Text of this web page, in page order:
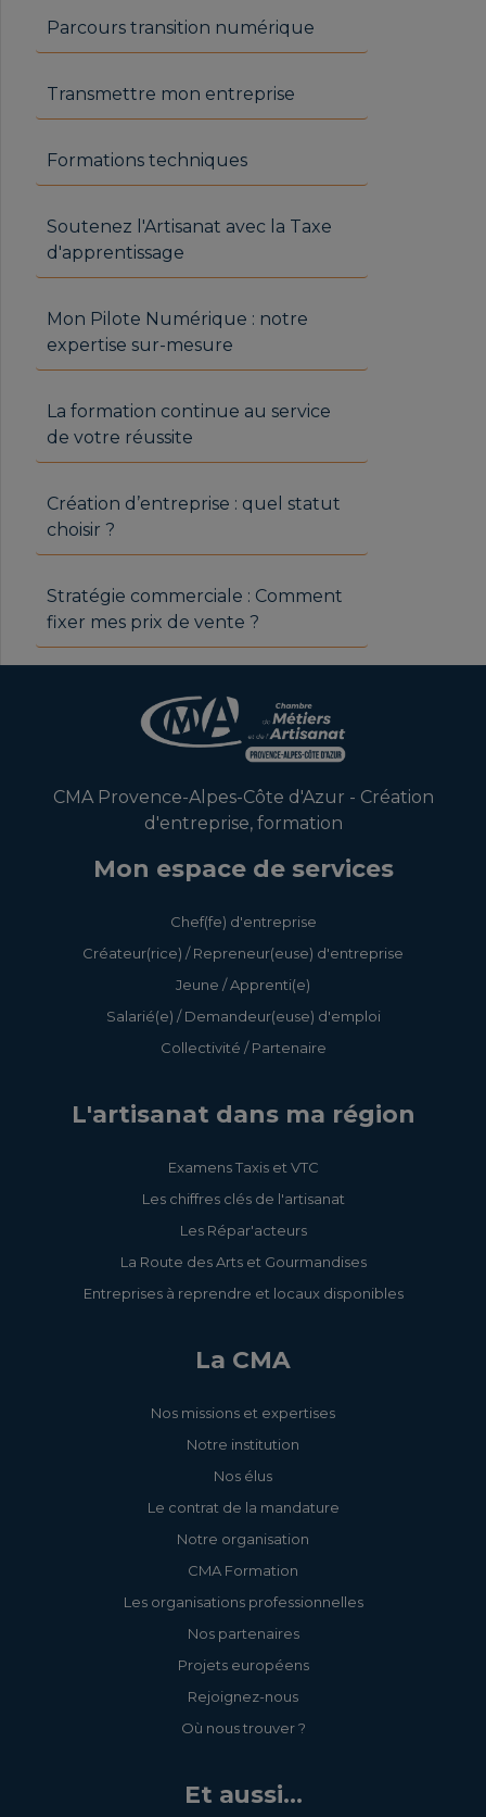
Parcours transition numérique
Transmettre mon entreprise
Formations techniques
Soutenez l'Artisanat avec la Taxe
d'apprentissage
Mon Pilote Numérique : notre
expertise sur-mesure
La formation continue au service
de votre réussite
Création d’entreprise : quel statut
choisir ?
Stratégie commerciale : Comment
fixer mes prix de vente ?
CMA Provence-Alpes-Côte d'Azur - Création
d'entreprise, formation
Mon espace de services
Chef(fe) d'entreprise
Créateur(rice) / Repreneur(euse) d'entreprise
Jeune / Apprenti(e)
Salarié(e) / Demandeur(euse) d'emploi
Collectivité / Partenaire
L'artisanat dans ma région
Examens Taxis et VTC
Les chiffres clés de l'artisanat
Les Répar'acteurs
La Route des Arts et Gourmandises
Entreprises à reprendre et locaux disponibles
La CMA
Nos missions et expertises
Notre institution
Nos élus
Le contrat de la mandature
Notre organisation
CMA Formation
Les organisations professionnelles
Nos partenaires
Projets européens
Rejoignez-nous
Où nous trouver ?
Et aussi...